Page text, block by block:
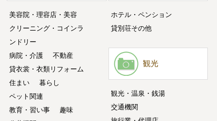
美容院・理容店・美容
クリーニング・コインラ
ンドリー
病院・介護
不動産
貸衣裳・衣類リフォーム
住まい
暮らし
ペット関連
教育・習い事
趣味
ホテル・ペンション
貸別荘その他
観光
観光・温泉・銭湯
交通機関